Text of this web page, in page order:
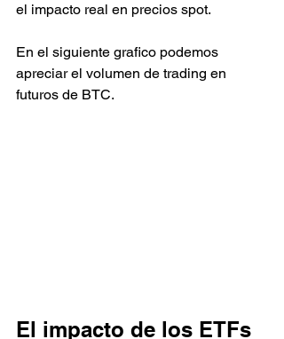
el impacto real en precios spot.
En el siguiente grafico podemos
apreciar el volumen de trading en
futuros de BTC.
El impacto de los ETFs